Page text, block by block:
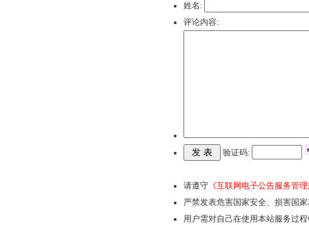
姓名:
评论内容:
验证码:
请遵守 《互联网电子公告服务管
严禁发表危害国家安全、损害国
用户需对自己在使用本站服务过